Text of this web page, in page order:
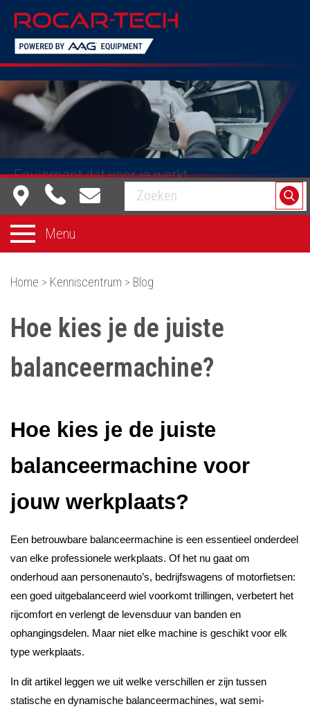
Equipment dat voor je werkt
Menu
Home > Kenniscentrum > Blog
Hoe kies je de juiste
balanceermachine?
Hoe kies je de juiste
balanceermachine voor
jouw werkplaats?
Een betrouwbare balanceermachine is een essentieel onderdeel
van elke professionele werkplaats. Of het nu gaat om
onderhoud aan personenauto’s, bedrijfswagens of motorfietsen:
een goed uitgebalanceerd wiel voorkomt trillingen, verbetert het
rijcomfort en verlengt de levensduur van banden en
ophangingsdelen. Maar niet elke machine is geschikt voor elk
type werkplaats.
In dit artikel leggen we uit welke verschillen er zijn tussen
statische en dynamische balanceermachines, wat semi-